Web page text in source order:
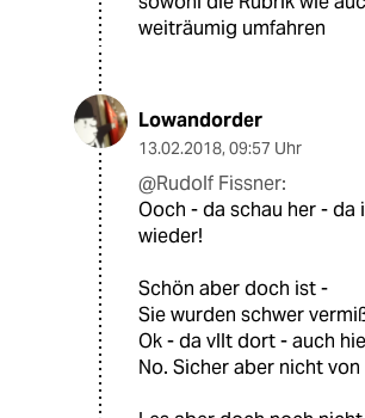
weiträumig umfahren
Lowandorder
13.02.2018, 09:57 Uhr
@Rudolf Fissner:
Ooch - da schau her - da
wieder!
Schön aber doch ist -
Sie wurden schwer
Ok - da vllt dort - auch
No. Sicher aber nicht von